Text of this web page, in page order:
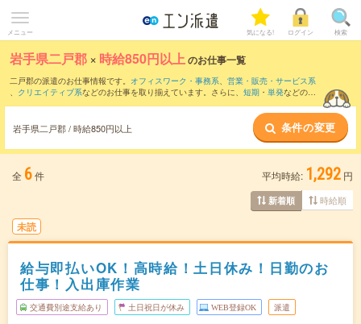
メニュー 気になる! ログイン 検索
岩手県二戸郡 × 時給850円以上のお仕事一覧
二戸郡の派遣のお仕事情報です。 オフィスワーク・事務系、 営業・販売・サービス系
、 クリエイティブ系などのお仕事を取り揃えています。さらに、 短期 ・ 単発などの期
時給1050円以上 ・1800円以上の求人はこちら
当サイトでは法令を遵守し、最低賃金以上の求人のみを掲載しています。
岩手県二戸郡 / 時給850円以上 条件の変更
全 6件 平均時給: 1,292 円
新着順 時給順
未読
給与即払いOK！高時給！土日休み！日勤のお
仕事！入出庫作業
交通費別途支給あり 土日祝日が休み WEB登録OK 派遣